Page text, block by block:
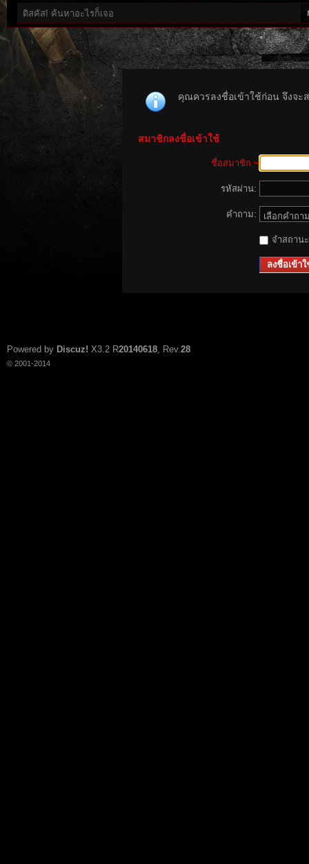
คุณควรลงชื่อเข้าใช้ก่อน จึงจะ
สมาชิกลงชื่อเข้าใช้
ชื่อสมาชิก
รหัสผ่าน:
คำถาม:
จำสถาน
ลงชื่อเข้าใ
Powered by Discuz! X3.2 R20140618, Rev.28
© 2001-2014